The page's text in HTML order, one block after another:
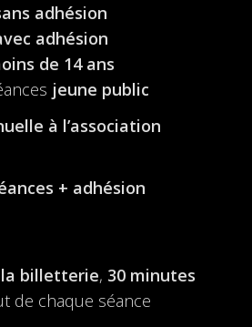
adhésion
adhésion
de 14 ans
jeune public
à l’association
+ adhésion
la billetterie, 30 minutes
de chaque séance